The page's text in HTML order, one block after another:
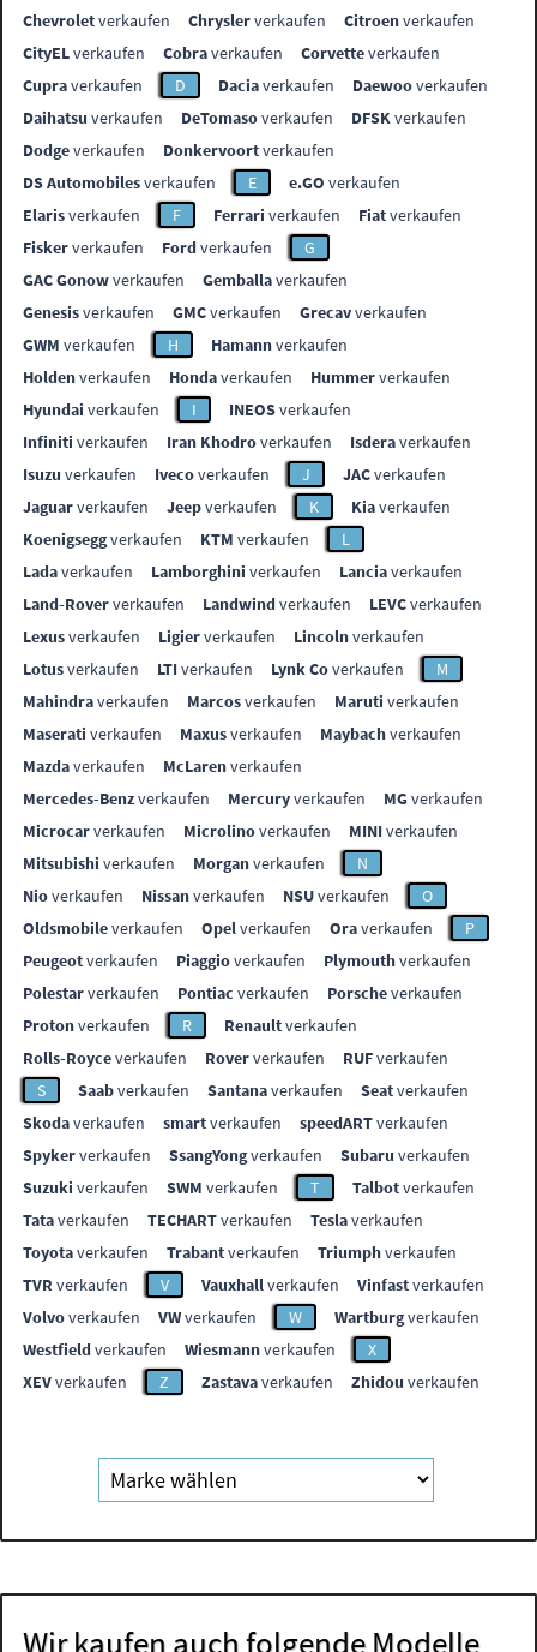
Chevroletverkaufen Chryslerverkaufen Citroenverkaufen
CityELverkaufen Cobraverkaufen Corvetteverkaufen
Cupraverkaufen D Daciaverkaufen Daewooverkaufen
Daihatsu verkaufen DeTomasoverkaufen DFSKverkaufen
Dodgeverkaufen Donkervoortverkaufen
DS Automobilesverkaufen E e.GO verkaufen
Elarisverkaufen F Ferrari verkaufen Fiatverkaufen
Fiskerverkaufen Fordverkaufen
G
GAC Gonowverkaufen Gemballaverkaufen
Genesisverkaufen GMCverkaufen Grecavverkaufen
GWM verkaufen H Hamannverkaufen
Holdenverkaufen Hondaverkaufen Hummerverkaufen
Hyundai verkaufen I INEOSverkaufen
Infiniti verkaufen Iran Khodroverkaufen Isderaverkaufen
Isuzu verkaufen Ivecoverkaufen J JACverkaufen
Jaguarverkaufen Jeepverkaufen K Kiaverkaufen
Koenigseggverkaufen KTM verkaufen
L
Ladaverkaufen Lamborghini verkaufen Lanciaverkaufen
Land-Roververkaufen Landwindverkaufen LEVCverkaufen
Lexusverkaufen Ligierverkaufen Lincolnverkaufen
Lotusverkaufen LTIverkaufen Lynk Coverkaufen
M
Mahindraverkaufen Marcosverkaufen Maruti verkaufen
Maserati verkaufen Maxusverkaufen Maybachverkaufen
Mazdaverkaufen McLarenverkaufen
Mercedes-Benzverkaufen Mercuryverkaufen MGverkaufen
Microcarverkaufen Microlinoverkaufen MINIverkaufen
Mitsubishi verkaufen Morganverkaufen
N
Nioverkaufen Nissanverkaufen NSUverkaufen
O
Oldsmobileverkaufen Opelverkaufen Oraverkaufen
P
Peugeotverkaufen Piaggioverkaufen Plymouthverkaufen
Polestarverkaufen Pontiac verkaufen Porscheverkaufen
Protonverkaufen R Renaultverkaufen
Rolls-Royceverkaufen Roververkaufen RUFverkaufen
S
Saabverkaufen Santanaverkaufen Seatverkaufen
Skodaverkaufen smartverkaufen speedARTverkaufen
Spykerverkaufen SsangYongverkaufen Subaru verkaufen
Suzuki verkaufen SWM verkaufen T Talbotverkaufen
Tataverkaufen TECHARTverkaufen Teslaverkaufen
Toyotaverkaufen Trabantverkaufen Triumphverkaufen
TVR verkaufen V Vauxhallverkaufen Vinfastverkaufen
Volvoverkaufen VWverkaufen W Wartburgverkaufen
Westfieldverkaufen Wiesmannverkaufen
X
XEVverkaufen Z Zastavaverkaufen Zhidou verkaufen
Wir kaufen auch folgende Modelle